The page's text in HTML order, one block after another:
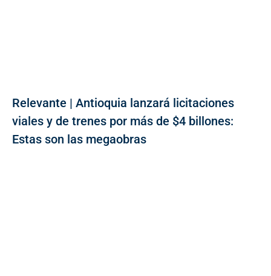
Relevante | Antioquia lanzará licitaciones
viales y de trenes por más de $4 billones:
Estas son las megaobras